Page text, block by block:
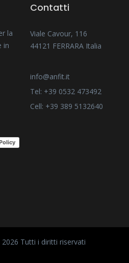
la
in
Contatti
Viale Cavour, 116
44121 FERRARA Italia
info@anfit.it
Tel: +39 0532 473492
Cell: +39 389 5132640
Tutti i diritti riservati